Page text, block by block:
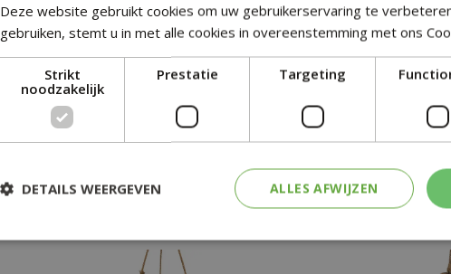
Countryfield
SOORTGELIJKE
Deze website gebruikt cookies om uw gebruikerservaring te
gebruiken, stemt u in met alle cookies in overeenstemming met ons
Strikt
noodzakelijk
Prestatie Targeting
ALLES AFWIJZEN
DETAILS WEERGEVEN